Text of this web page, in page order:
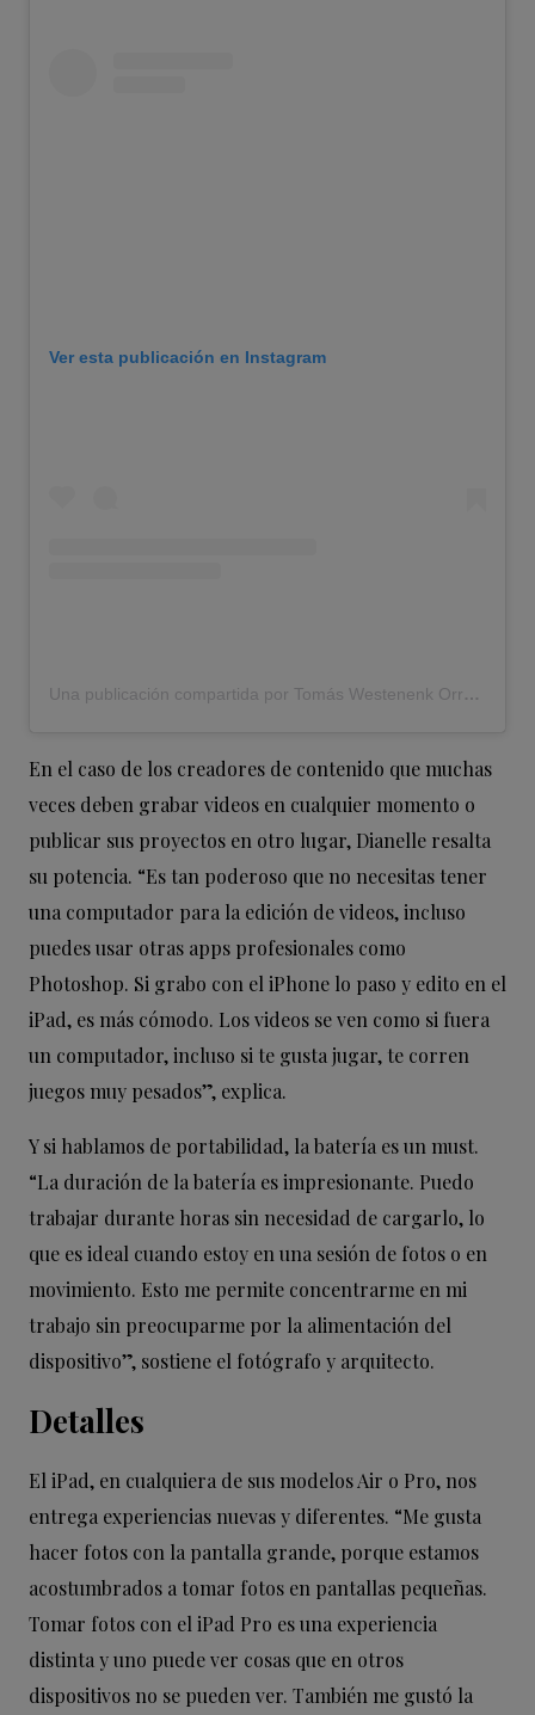
Ver esta publicación en Instagram
Una publicación compartida por Tomás Westenenk Orrego (@t_w_o)
En el caso de los creadores de contenido que muchas
veces deben grabar videos en cualquier momento o
publicar sus proyectos en otro lugar, Dianelle resalta
su potencia. “Es tan poderoso que no necesitas tener
una computador para la edición de videos, incluso
puedes usar otras apps profesionales como
Photoshop. Si grabo con el iPhone lo paso y edito en el
iPad, es más cómodo. Los videos se ven como si fuera
un computador, incluso si te gusta jugar, te corren
juegos muy pesados”, explica.
Y si hablamos de portabilidad, la batería es un must.
“La duración de la batería es impresionante. Puedo
trabajar durante horas sin necesidad de cargarlo, lo
que es ideal cuando estoy en una sesión de fotos o en
movimiento. Esto me permite concentrarme en mi
trabajo sin preocuparme por la alimentación del
dispositivo”, sostiene el fotógrafo y arquitecto.
Detalles
El iPad, en cualquiera de sus modelos Air o Pro, nos
entrega experiencias nuevas y diferentes. “Me gusta
hacer fotos con la pantalla grande, porque estamos
acostumbrados a tomar fotos en pantallas pequeñas.
Tomar fotos con el iPad Pro es una experiencia
distinta y uno puede ver cosas que en otros
dispositivos no se pueden ver. También me gustó la